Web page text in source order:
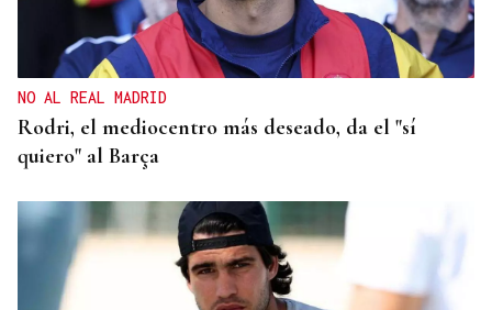
NO AL REAL MADRID
Rodri, el mediocentro más deseado, da el "sí
quiero" al Barça